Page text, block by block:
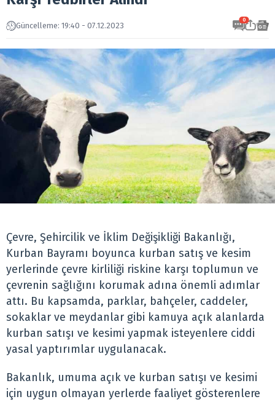
Güncelleme: 19:40 - 07.12.2023
0
Çevre, Şehircilik ve İklim Değişikliği Bakanlığı,
Kurban Bayramı boyunca kurban satış ve kesim
yerlerinde çevre kirliliği riskine karşı toplumun ve
çevrenin sağlığını korumak adına önemli adımlar
attı. Bu kapsamda, parklar, bahçeler, caddeler,
sokaklar ve meydanlar gibi kamuya açık alanlarda
kurban satışı ve kesimi yapmak isteyenlere ciddi
yasal yaptırımlar uygulanacak.
Bakanlık, umuma açık ve kurban satışı ve kesimi
için uygun olmayan yerlerde faaliyet gösterenlere